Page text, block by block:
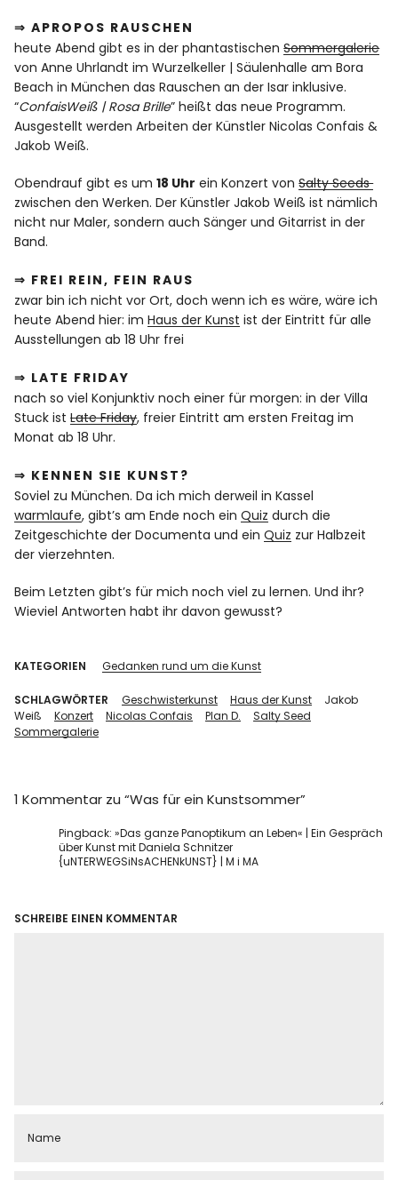
⇒ APROPOS RAUSCHEN
heute Abend gibt es in der phantastischenSommergalerie
von Anne Uhrlandt im Wurzelkeller | Säulenhalle am Bora
Beach in München das Rauschen an der Isar inklusive.
“ConfaisWeiß | Rosa Brille” heißt das neue Programm.
Ausgestellt werden Arbeiten der Künstler Nicolas Confais &
Jakob Weiß.
Obendrauf gibt es um18 Uhr ein Konzert vonSalty Seeds
zwischen den Werken. Der Künstler Jakob Weiß ist nämlich
nicht nur Maler, sondern auch Sänger und Gitarrist in der
Band.
⇒ FREI REIN, FEIN RAUS
zwar bin ich nicht vor Ort, doch wenn ich es wäre, wäre ich
heute Abend hier: imHaus der Kunst ist der Eintritt für alle
Ausstellungen ab 18 Uhr frei
⇒ LATE FRIDAY
nach so viel Konjunktiv noch einer für morgen: in der Villa
Stuck istLate Friday, freier Eintritt am ersten Freitag im
Monat ab 18 Uhr.
⇒ KENNEN SIE KUNST?
Soviel zu München. Da ich mich derweil in Kassel
warmlaufe, gibt’s am Ende noch einQuiz durch die
Zeitgeschichte der Documenta und einQuiz zur Halbzeit
der vierzehnten.
Beim Letzten gibt’s für mich noch viel zu lernen. Und ihr?
Wieviel Antworten habt ihr davon gewusst?
KATEGORIEN Gedanken rund um die Kunst
SCHLAGWÖRTER Geschwisterkunst Haus der Kunst
Jakob
Weiß
Konzert Nicolas Confais Plan D.
Salty Seed
Sommergalerie
1 Kommentar zu “Was für ein Kunstsommer”
Pingback:»Das ganze Panoptikum an Leben« | Ein Gespräch
über Kunst mit Daniela Schnitzer
{uNTERWEGSiNsACHENkUNST} | M i MA
SCHREIBE EINEN KOMMENTAR